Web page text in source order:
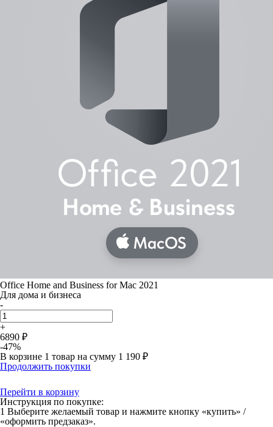
Office Home and Business for Mac 2021
Для дома и бизнеса
-
+
6890 ₽
-47%
В корзине 1 товар на сумму 1 190 ₽
Продолжить покупки
Перейти в корзину
Инструкция по покупке:
1 Выберите желаемый товар и нажмите кнопку «купить» /
«оформить предзаказ».